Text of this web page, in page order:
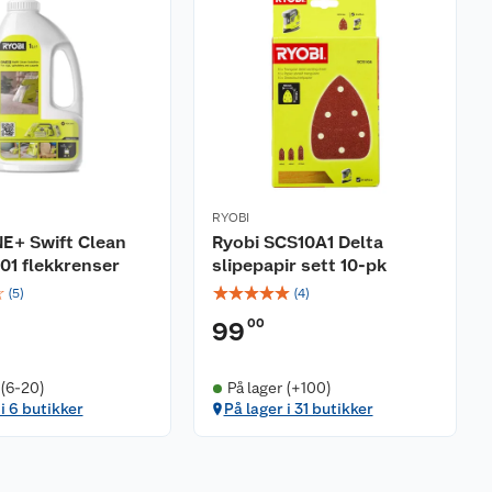
Swift Clean
01 flekkrenser
(5)
(6-20)
i 6 butikker
RYOBI
Ryobi SCS10A1 Delta
slipepapir sett 10-pk
☆☆☆☆☆ (4)
99 00
På lager (+100)
På lager i 31 butikker